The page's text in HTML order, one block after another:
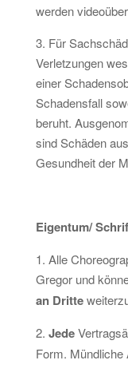
werden
3. Für
Verletzungen
einer
Schadensfall
beruht.
sind Schäden
Gesundheit der
Eigentum/
1. Alle
Gregor und
an Dritte
2. Jede
Form.